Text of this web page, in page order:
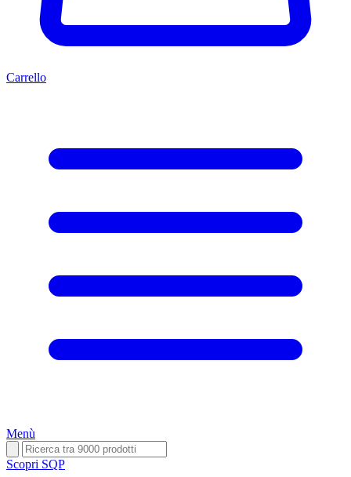
Carrello
Menù
Scopri SQP